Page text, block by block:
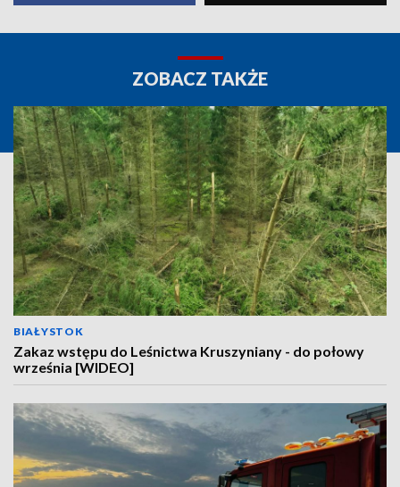
ZOBACZ TAKŻE
BIAŁYSTOK
Zakaz wstępu do Leśnictwa Kruszyniany - do połowy
września [WIDEO]